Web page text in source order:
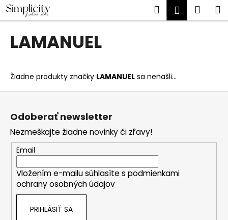
Prejsť
na
obsah
Hľadať
LAMANUEL
Žiadne produkty značky LAMANUEL sa nenašli...
K
o
o
p
o
r
e
b
e
Z
Odoberať newsletter
Nezmeškajte žiadne novinky či zľavy!
Email
Vložením e-mailu súhlasíte s podmienkami
ochrany osobných údajov
PRIHLÁSIŤ SA